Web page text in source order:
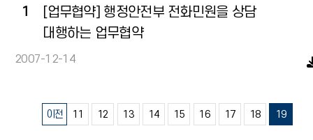
1
[업무협약] 행정안전부 전화민원을 상담
대행하는 업무협약
2007-12-14
이전 11 12 13 14 15 16 17 18 19